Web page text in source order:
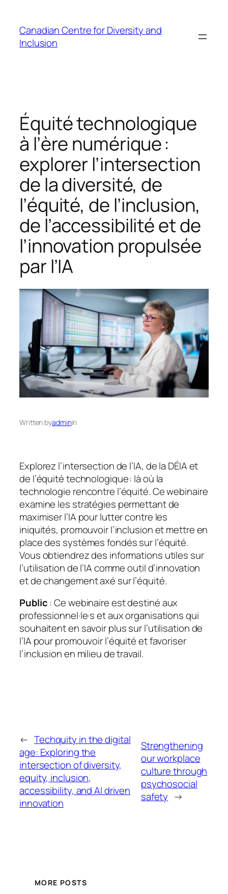
content
Canadian Centre for Diversity and
Inclusion
Équité technologique
à l’ère numérique :
explorer l’intersection
de la diversité, de
l’équité, de l’inclusion,
de l’accessibilité et de
l’innovation propulsée
par l’IA
Written byadminin
Explorez l’intersection de l’IA, de la DÉIA et
de l’équité technologique : là où la
technologie rencontre l’équité. Ce webinaire
examine les stratégies permettant de
maximiser l’IA pour lutter contre les
iniquités, promouvoir l’inclusion et mettre en
place des systèmes fondés sur l’équité.
Vous obtiendrez des informations utiles sur
l’utilisation de l’IA comme outil d’innovation
et de changement axé sur l’équité.
Public : Ce webinaire est destiné aux
professionnel·le·s et aux organisations qui
souhaitent en savoir plus sur l’utilisation de
l’IA pour promouvoir l’équité et favoriser
l’inclusion en milieu de travail.
← Techquity in the digital
age: Exploring the
intersection of diversity,
equity, inclusion,
accessibility, and AI driven
innovation
Strengthening
our workplace
culture through
psychosocial
safety →
MORE POSTS